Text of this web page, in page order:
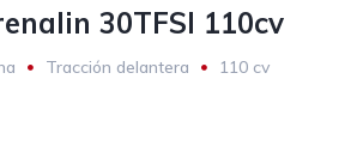
30TFSI 110cv
Tracción delantera
110 cv